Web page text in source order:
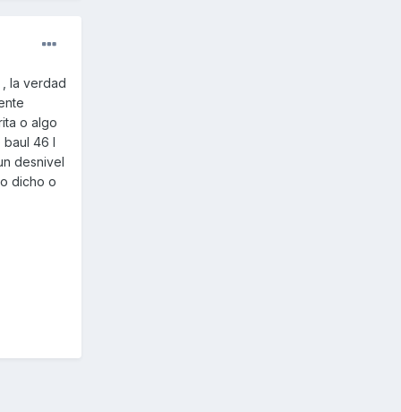
, la verdad
o algo
baul 46 l
desnivel
dicho o